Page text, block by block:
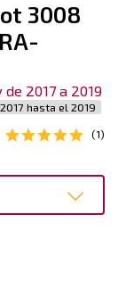
3008
de 2017 a 2019
hasta el 2019
(1)